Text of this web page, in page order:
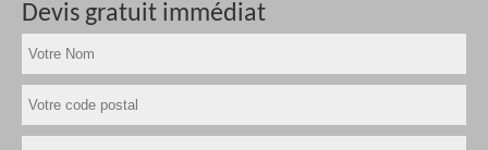
Devis gratuit immédiat